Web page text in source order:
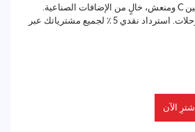
طبيعي 100 ٪ غني بالفيتامين C ومنعش، خالٍ من الإضافات الصناعية.
مناسب للتقديم للعائلة والرحلات. استرداد نقدي 5 ٪ لجميع مشترياتك عبر
اشترِ الآن